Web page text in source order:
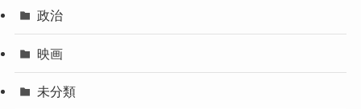
政治
映画
未分類